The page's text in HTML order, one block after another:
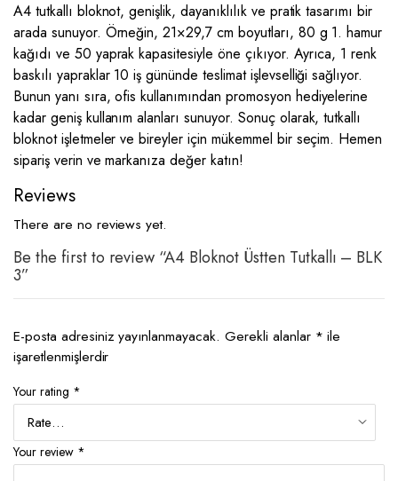
A4 tutkallı bloknot, genişlik, dayanıklılık ve pratik tasarımı bir
arada sunuyor. Örneğin, 21×29,7 cm boyutları, 80 g 1. hamur
kağıdı ve 50 yaprak kapasitesiyle öne çıkıyor. Ayrıca, 1 renk
baskılı yapraklar 10 iş gününde teslimat işlevselliği sağlıyor.
Bunun yanı sıra, ofis kullanımından promosyon hediyelerine
kadar geniş kullanım alanları sunuyor. Sonuç olarak, tutkallı
bloknot işletmeler ve bireyler için mükemmel bir seçim. Hemen
sipariş verin ve markanıza değer katın!
Reviews
There are no reviews yet.
Be the first to review “A4 Bloknot Üstten Tutkallı – BLK
3”
E-posta adresiniz yayınlanmayacak. Gerekli alanlar * ile
işaretlenmişlerdir
Your rating *
Your review *